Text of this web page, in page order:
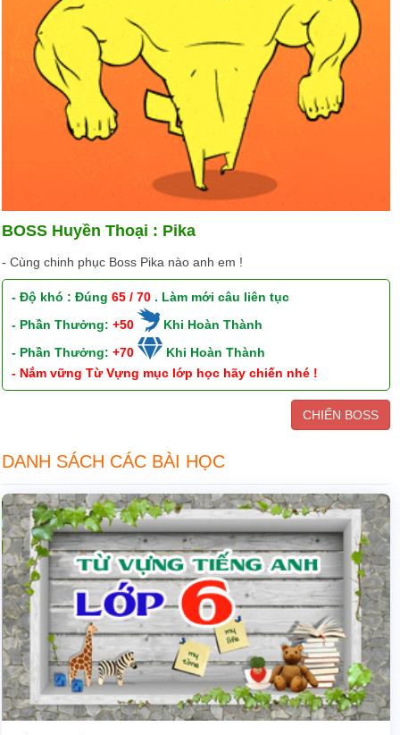
BOSS Huyền Thoại : Pika
- Cùng chinh phục Boss Pika nào anh em !
- Độ khó : Đúng65 / 70 . Làm mới câu liên tục
- Phần Thưởng:+50
Khi Hoàn Thành
- Phần Thưởng:+70
Khi Hoàn Thành
- Nắm vững Từ Vựng mục lớp học hãy chiến nhé !
CHIẾN BOSS
DANH SÁCH CÁC BÀI HỌC